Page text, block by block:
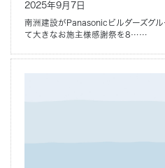
2025年9月7日
南洲建設がPanasonicビルダーズグ
て大きなお施主様感謝祭を8……